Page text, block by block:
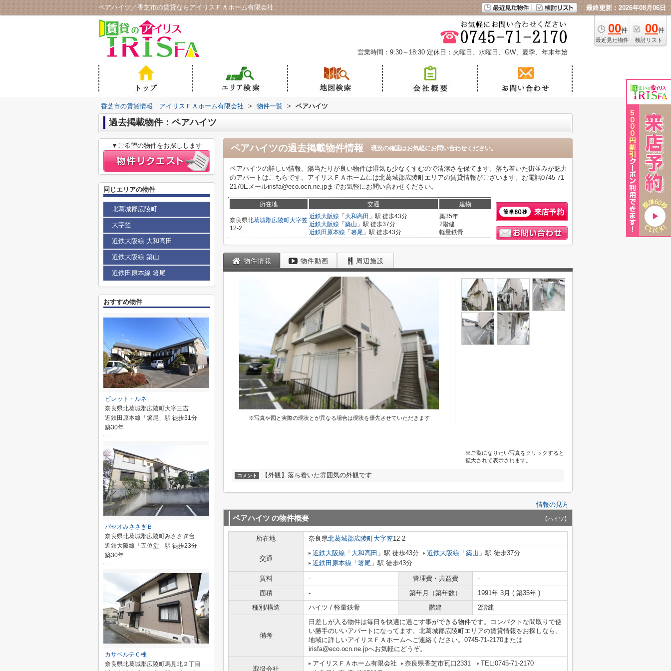
ペアハイツ／香芝市の賃貸ならアイリスＦＡホーム有限会社 最終更新：2026年08月06日
00件
最近見た物件
00件
検討リスト
営業時間：9:30～18:30 定休日：火曜日、水曜日、GW、夏季、年末年始
香芝市の賃貸情報｜アイリスＦＡホーム有限会社 > 物件一覧 > ペアハイツ
過去掲載物件：ペアハイツ
ペアハイツの過去掲載物件情報 現況の確認はお気軽にお問い合わせください。
ペアハイツの詳しい情報。陽当たりが良い物件は湿気も少なくすむので清潔さを保てます。落ち着いた街並みが魅力
のアパートはこちらです。アイリスＦＡホームには北葛城郡広陵町エリアの賃貸情報がございます。お電話0745-71-
2170Eメールirisfa@eco.ocn.ne.jpまでお気軽にお問い合わせください。
所在地 交通 建物
奈良県北葛城郡広陵町大字笠
12-2
近鉄大阪線 「 大和高田 」駅 徒歩43分
近鉄大阪線 「 築山 」駅 徒歩37分
近鉄田原本線 「 箸尾 」駅 徒歩43分
築35年
2階建
軽量鉄骨
物件情報 物件動画 周辺施設
※写真や図と実際の現状とが異なる場合は現状を優先させていただきます
※ご覧になりたい写真をクリックすると
拡大されて表示されます。
コメント 【外観】落ち着いた雰囲気の外観です
情報の見方
ペアハイツ の物件概要 【ハイツ】
所在地 奈良県北葛城郡広陵町大字笠12-2
交通
近鉄大阪線 「 大和高田 」駅 徒歩43分 近鉄大阪線 「 築山 」駅 徒歩37分
近鉄田原本線 「 箸尾 」駅 徒歩43分
賃料 - 管理費・共益費
-
面積
- 築年月（築年数）
1991年 3月 ( 築35年 )
種別/構造
ハイツ / 軽量鉄骨 階建 2階建
備考
日差しが入る物件は毎日を快適に過ごす事ができる物件です。コンパクトな間取りで使
い勝手のいいアパートになってます。北葛城郡広陵町エリアの賃貸情報をお探しなら、
地域に詳しいアイリスＦＡホームへご連絡ください。0745-71-2170または
irisfa@eco.ocn.ne.jpへお気軽にどうぞ。
取扱会社
アイリスＦＡホーム有限会社 奈良県香芝市瓦口2331
TEL:0745-71-2170
▼ご希望の物件をお探しします
同じエリアの物件
北葛城郡広陵町
大字笠
近鉄大阪線 大和高田
近鉄大阪線 築山
近鉄田原本線 箸尾
おすすめ物件
ビレット・ルネ
奈良県北葛城郡広陵町大字三吉
近鉄田原本線「箸尾」駅 徒歩31分
築30年
パセオみささぎＢ
奈良県北葛城郡広陵町みささぎ台
近鉄大阪線「五位堂」駅 徒歩23分
築30年
カサベルテＣ棟
奈良県北葛城郡広陵町馬見北２丁目